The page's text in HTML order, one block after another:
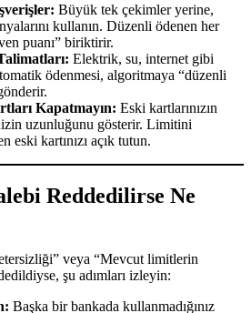
Büyük tek çekimler yerine,
kullanın. Düzenli ödenen her
puanı” biriktirir.
Elektrik, su, internet gibi
ödenmesi, algoritmaya “düzenli
Kapatmayın: Eski kartlarınızın
uzunluğunu gösterir. Limitini
eski kartınızı açık tutun.
Reddedilirse Ne
veya “Mevcut limitlerin
şu adımları izleyin:
Başka bir bankada kullanmadığınız